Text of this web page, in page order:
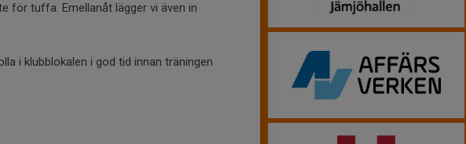
för tuffa. Emellanåt lägger vi även in
i klubblokalen i god tid innan träningen